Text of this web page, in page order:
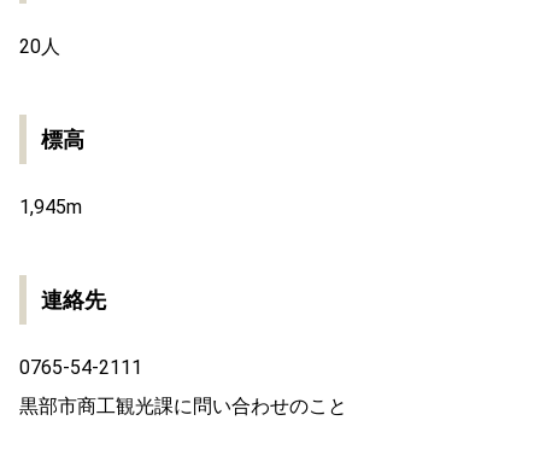
20人
標高
1,945m
連絡先
0765-54-2111
黒部市商工観光課に問い合わせのこと